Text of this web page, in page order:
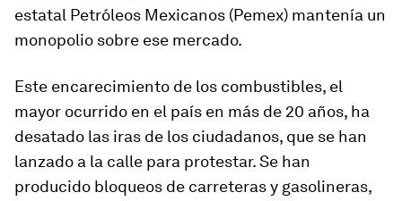
estatal Petróleos Mexicanos (Pemex) mantenía un
monopolio sobre ese mercado.
Este encarecimiento de los combustibles, el
mayor ocurrido en el país en más de 20 años, ha
desatado las iras de los ciudadanos, que se han
lanzado a la calle para protestar. Se han
producido bloqueos de carreteras y gasolineras,